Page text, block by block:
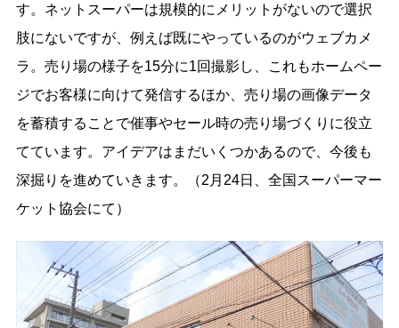
す。ネットスーパーは規模的にメリットがないので選択
肢にないですが、例えば既にやっているのがウェブカメ
ラ。売り場の様子を15分に1回撮影し、これもホームペー
ジでお客様に向けて発信するほか、売り場の画像データ
を蓄積することで催事やセール時の売り場づくりに役立
てています。アイデアはまだいくつかあるので、今後も
深掘りを進めていきます。（2月24日、全国スーパーマー
ケット協会にて）